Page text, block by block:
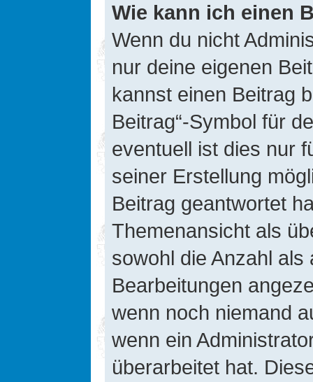
Wie kann ich einen
Wenn du nicht
nur deine eigenen
kannst einen Beitrag
Beitrag“-Symbol für
eventuell ist dies nur
seiner Erstellung
Beitrag geantwortet
Themenansicht als
sowohl die Anzahl
Bearbeitungen
wenn noch niemand
wenn ein
überarbeitet hat.